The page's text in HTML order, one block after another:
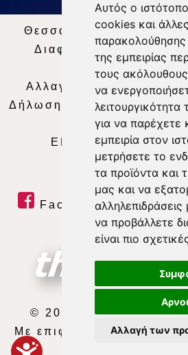
Αυτός ο
cookies και
παρακολούθησης
της εμπειρίας
τους
να
λειτουργικότητα
για να παρέχετε
εμπειρία στον
μετρήσετε το
τα προϊόντα και
μας και να
αλληλεπιδράσεις
να προβάλλετε
είναι πιο
Αλλαγή των
Θεσσαλία Τηλεόραση|
Διαφήμιση | Όροι
Απορρήτου |
Αλλαγή Προτιμήσεων
Δήλωση συμμόρφωσης με
2018/334|
ΕΝΗΜΕΡΩΣΗ |
Facebook| Twitter
RSS
© 2026 ΘΕΣΣΑΛΙΑ
Με επιφύλαξη κάθε